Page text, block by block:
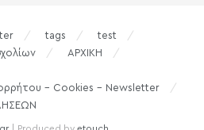
tags
test
ΑΡΧΙΚΗ
– Cookies – Newsletter